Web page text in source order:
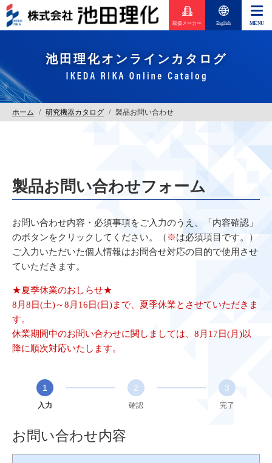
取扱メーカー English
池田理化オンラインカタログ
ホーム / 研究機器カタログ / 製品お問い合わせ
製品お問い合わせフォーム
お問い合わせ内容・必須事項をご入力のうえ、「内容確認」
のボタンをクリックしてください。（ ※は必須項目です。）
ご入力いただいた個人情報はお問合せ対応の目的で使用させ
ていただきます。
★夏季休業のおしらせ★
8月8日(土)～8月16日(日)まで、夏季休業とさせていただきま
す。
休業期間中のお問い合わせに関しましては、8月17日(月)以
降に順次対応いたします。
1
入力
2
確認
3
完了
お問い合わせ内容